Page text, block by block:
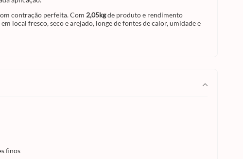
para
contração perfeita. Com 2,05kgde produto e rendimento
local fresco, seco e arejado, longe de fontes de calor, umidade e
finos